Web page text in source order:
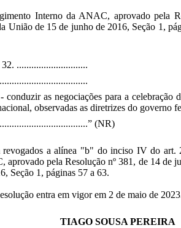
Interno da ANAC, aprovado pela
de 15 de junho de 2016, Seção 1,
.............................
conduzir as negociações para a celebração
observadas as diretrizes do governo
(NR)
revogados a alínea "b" do inciso IV do
aprovado pela Resolução nº 381, de 14 de
Seção 1, páginas 57 a 63.
entra em vigor em 2 de maio de
TIAGO SOUSA PEREIRA